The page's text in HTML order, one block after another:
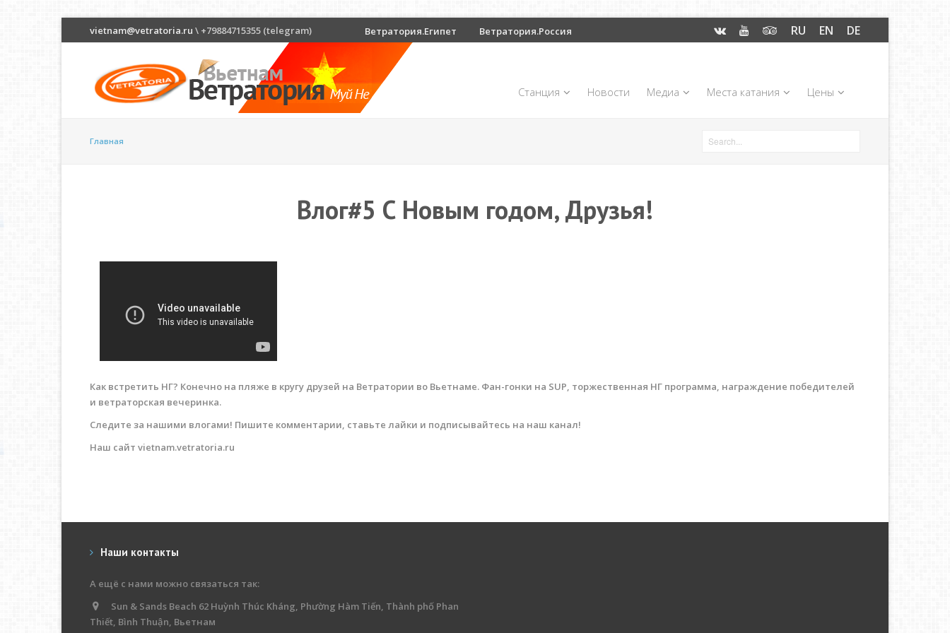
vietnam@vetratoria.ru \ +79884715355 (telegram) Ветратория.Египет Ветратория.Россия RU EN DE
Станция Новости Медиа Места катания Цены
Главная
Влог#5 С Новым годом, Друзья!
Как встретить НГ? Конечно на пляже в кругу друзей на Ветратории во Вьетнаме. Фан-гонки на SUP, торжественная НГ программа, награждение победителей
и ветраторская вечеринка.
Следите за нашими влогами! Пишите комментарии, ставьте лайки и подписывайтесь на наш канал!
Наш сайт vietnam.vetratoria.ru
Наши контакты
А ещё с нами можно связаться так:
Sun & Sands Beach 62 Huỳnh Thúc Kháng, Phường Hàm Tiến, Thành phố Phan
Thiết, Bình Thuận, Вьетнам